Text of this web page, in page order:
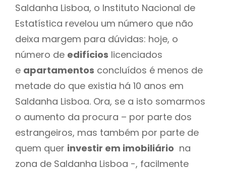
Saldanha Lisboa, o Instituto Nacional de
Estatística revelou um número que não
deixa margem para dúvidas: hoje, o
número de edifícios licenciados
e apartamentos concluídos é menos de
metade do que existia há 10 anos em
Saldanha Lisboa. Ora, se a isto somarmos
o aumento da procura – por parte dos
estrangeiros, mas também por parte de
quem quer investir em imobiliário na
zona de Saldanha Lisboa -, facilmente